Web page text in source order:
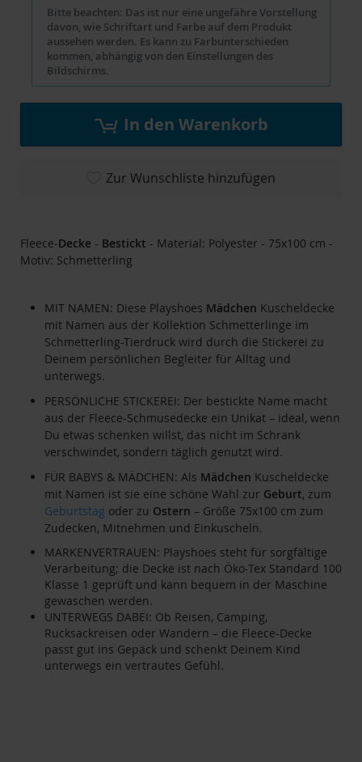
Fleece-Decke - Bestickt - Material: Polyester - 75x100 cm -
Motiv: Schmetterling
MIT NAMEN: Diese Playshoes Mädchen Kuscheldecke
mit Namen aus der Kollektion Schmetterlinge im
Schmetterling-Tierdruck wird durch die Stickerei zu
Deinem persönlichen Begleiter für Alltag und
unterwegs.
PERSÖNLICHE STICKEREI: Der bestickte Name macht
aus der Fleece-Schmusedecke ein Unikat – ideal, wenn
Du etwas schenken willst, das nicht im Schrank
verschwindet, sondern täglich genutzt wird.
FÜR BABYS & MÄDCHEN: Als Mädchen Kuscheldecke
mit Namen ist sie eine schöne Wahl zur Geburt, zum
Geburtstag oder zu Ostern – Größe 75x100 cm zum
Zudecken, Mitnehmen und Einkuscheln.
MARKENVERTRAUEN: Playshoes steht für sorgfältige
Verarbeitung; die Decke ist nach Öko-Tex Standard 100
Klasse 1 geprüft und kann bequem in der Maschine
gewaschen werden.
UNTERWEGS DABEI: Ob Reisen, Camping,
Rucksackreisen oder Wandern – die Fleece-Decke
passt gut ins Gepäck und schenkt Deinem Kind
unterwegs ein vertrautes Gefühl.
Bitte beachten: Das ist nur eine ungefähre Vorstellung
davon, wie Schriftart und Farbe auf dem Produkt
aussehen werden. Es kann zu Farbunterschieden
kommen, abhängig von den Einstellungen des
Bildschirms.
In den Warenkorb
Zur Wunschliste hinzufügen